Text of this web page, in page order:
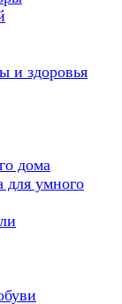
и здоровья
дома
для умного